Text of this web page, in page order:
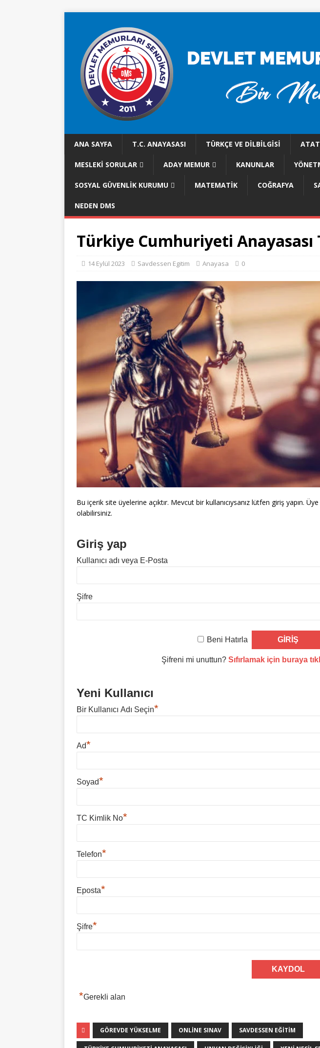
ANA SAYFA T.C. ANAYASASI TÜRKÇE VE DILBILGISI
MESLEKI SORULAR ADAY MEMUR KANUNLAR
SOSYAL GÜVENLİK KURUMU MATEMATİK COĞRAFYA
NEDEN DMS
Türkiye Cumhuriyeti Anayasası
14 Eylül 2023 Savdessen Egitim Anayasa 0
Bu içerik site üyelerine açıktır. Mevcut bir kullanıcıysanız lütfen giriş yapın.
olabilirsiniz.
Giriş yap
Kullanıcı adı veya E-Posta
Şifre
Beni Hatırla
Şifreni mi unuttun? Sıfırlamak için buraya
Yeni Kullanıcı
Bir Kullanıcı Adı Seçin*
Ad*
Soyad*
TC Kimlik No*
Telefon*
Eposta*
Şifre*
*Gerekli alan
GÖREVDE YÜKSELME ONLINE SINAV SAVDESSEN EĞITIM